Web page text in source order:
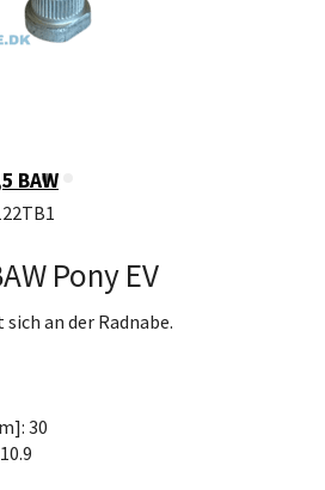
BAW
Pony EV
an der Radnabe.
30